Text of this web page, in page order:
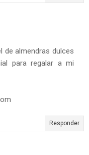
de almendras dulces
para regalar a mi
Responder